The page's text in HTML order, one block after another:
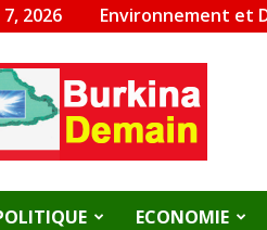
2026 Environnement et
Burkina
Demain
ECONOMIE